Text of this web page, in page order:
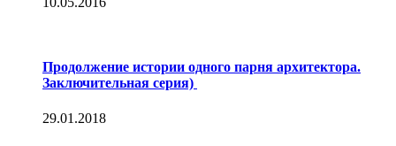
Продолжение истории одного парня архитектора.
Заключительная серия)
29.01.2018